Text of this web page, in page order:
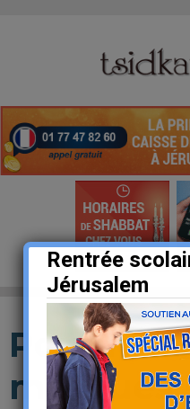
Pourim :
masques
Rentrée
Jérusalem